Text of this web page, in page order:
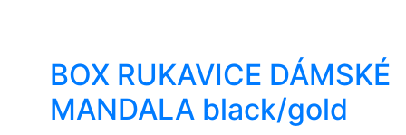
BOX RUKAVICE DÁMSKÉ
MANDALA black/gold